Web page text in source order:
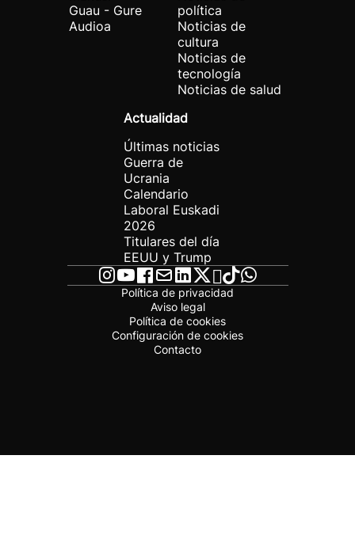
Guau - Gure
Audioa
política
Noticias de
cultura
Noticias de
tecnología
Noticias de salud
Actualidad
Últimas noticias
Guerra de
Ucrania
Calendario
Laboral Euskadi
2026
Titulares del día
EEUU y Trump
Política de privacidad
Aviso legal
Política de cookies
Configuración de cookies
Contacto